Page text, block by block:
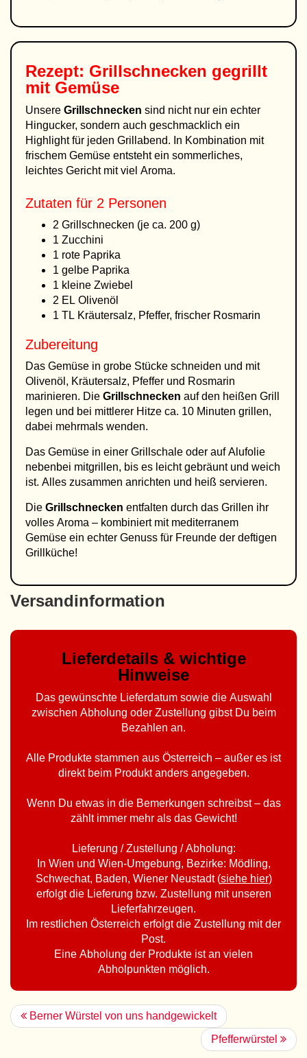
Rezept: Grillschnecken gegrillt
mit Gemüse
Unsere Grillschnecken sind nicht nur ein echter
Hingucker, sondern auch geschmacklich ein
Highlight für jeden Grillabend. In Kombination mit
frischem Gemüse entsteht ein sommerliches,
leichtes Gericht mit viel Aroma.
Zutaten für 2 Personen
2 Grillschnecken (je ca. 200 g)
1 Zucchini
1 rote Paprika
1 gelbe Paprika
1 kleine Zwiebel
2 EL Olivenöl
1 TL Kräutersalz, Pfeffer, frischer Rosmarin
Zubereitung
Das Gemüse in grobe Stücke schneiden und mit
Olivenöl, Kräutersalz, Pfeffer und Rosmarin
marinieren. Die Grillschnecken auf den heißen Grill
legen und bei mittlerer Hitze ca. 10 Minuten grillen,
dabei mehrmals wenden.
Das Gemüse in einer Grillschale oder auf Alufolie
nebenbei mitgrillen, bis es leicht gebräunt und weich
ist. Alles zusammen anrichten und heiß servieren.
Die Grillschnecken entfalten durch das Grillen ihr
volles Aroma – kombiniert mit mediterranem
Gemüse ein echter Genuss für Freunde der deftigen
Grillküche!
Versandinformation
Lieferdetails & wichtige
Hinweise
Das gewünschte Lieferdatum sowie die Auswahl
zwischen Abholung oder Zustellung gibst Du beim
Bezahlen an.
Alle Produkte stammen aus Österreich – außer es ist
direkt beim Produkt anders angegeben.
Wenn Du etwas in die Bemerkungen schreibst – das
zählt immer mehr als das Gewicht!
Lieferung / Zustellung / Abholung:
In Wien und Wien-Umgebung, Bezirke: Mödling,
Schwechat, Baden, Wiener Neustadt (siehe hier)
erfolgt die Lieferung bzw. Zustellung mit unseren
Lieferfahrzeugen.
Im restlichen Österreich erfolgt die Zustellung mit der
Post.
Eine Abholung der Produkte ist an vielen
Abholpunkten möglich.
Berner Würstel von uns handgewickelt
Pfefferwürstel